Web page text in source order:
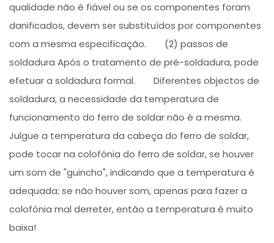
qualidade não é fiável ou se os componentes foram
danificados, devem ser substituídos por componentes
com a mesma especificação. (2) passos de
soldadura Após o tratamento de pré-soldadura, pode
efetuar a soldadura formal. Diferentes objectos de
soldadura, a necessidade da temperatura de
funcionamento do ferro de soldar não é a mesma.
Julgue a temperatura da cabeça do ferro de soldar,
pode tocar na colofónia do ferro de soldar, se houver
um som de "guincho", indicando que a temperatura é
adequada; se não houver som, apenas para fazer a
colofónia mal derreter, então a temperatura é muito
baixa!